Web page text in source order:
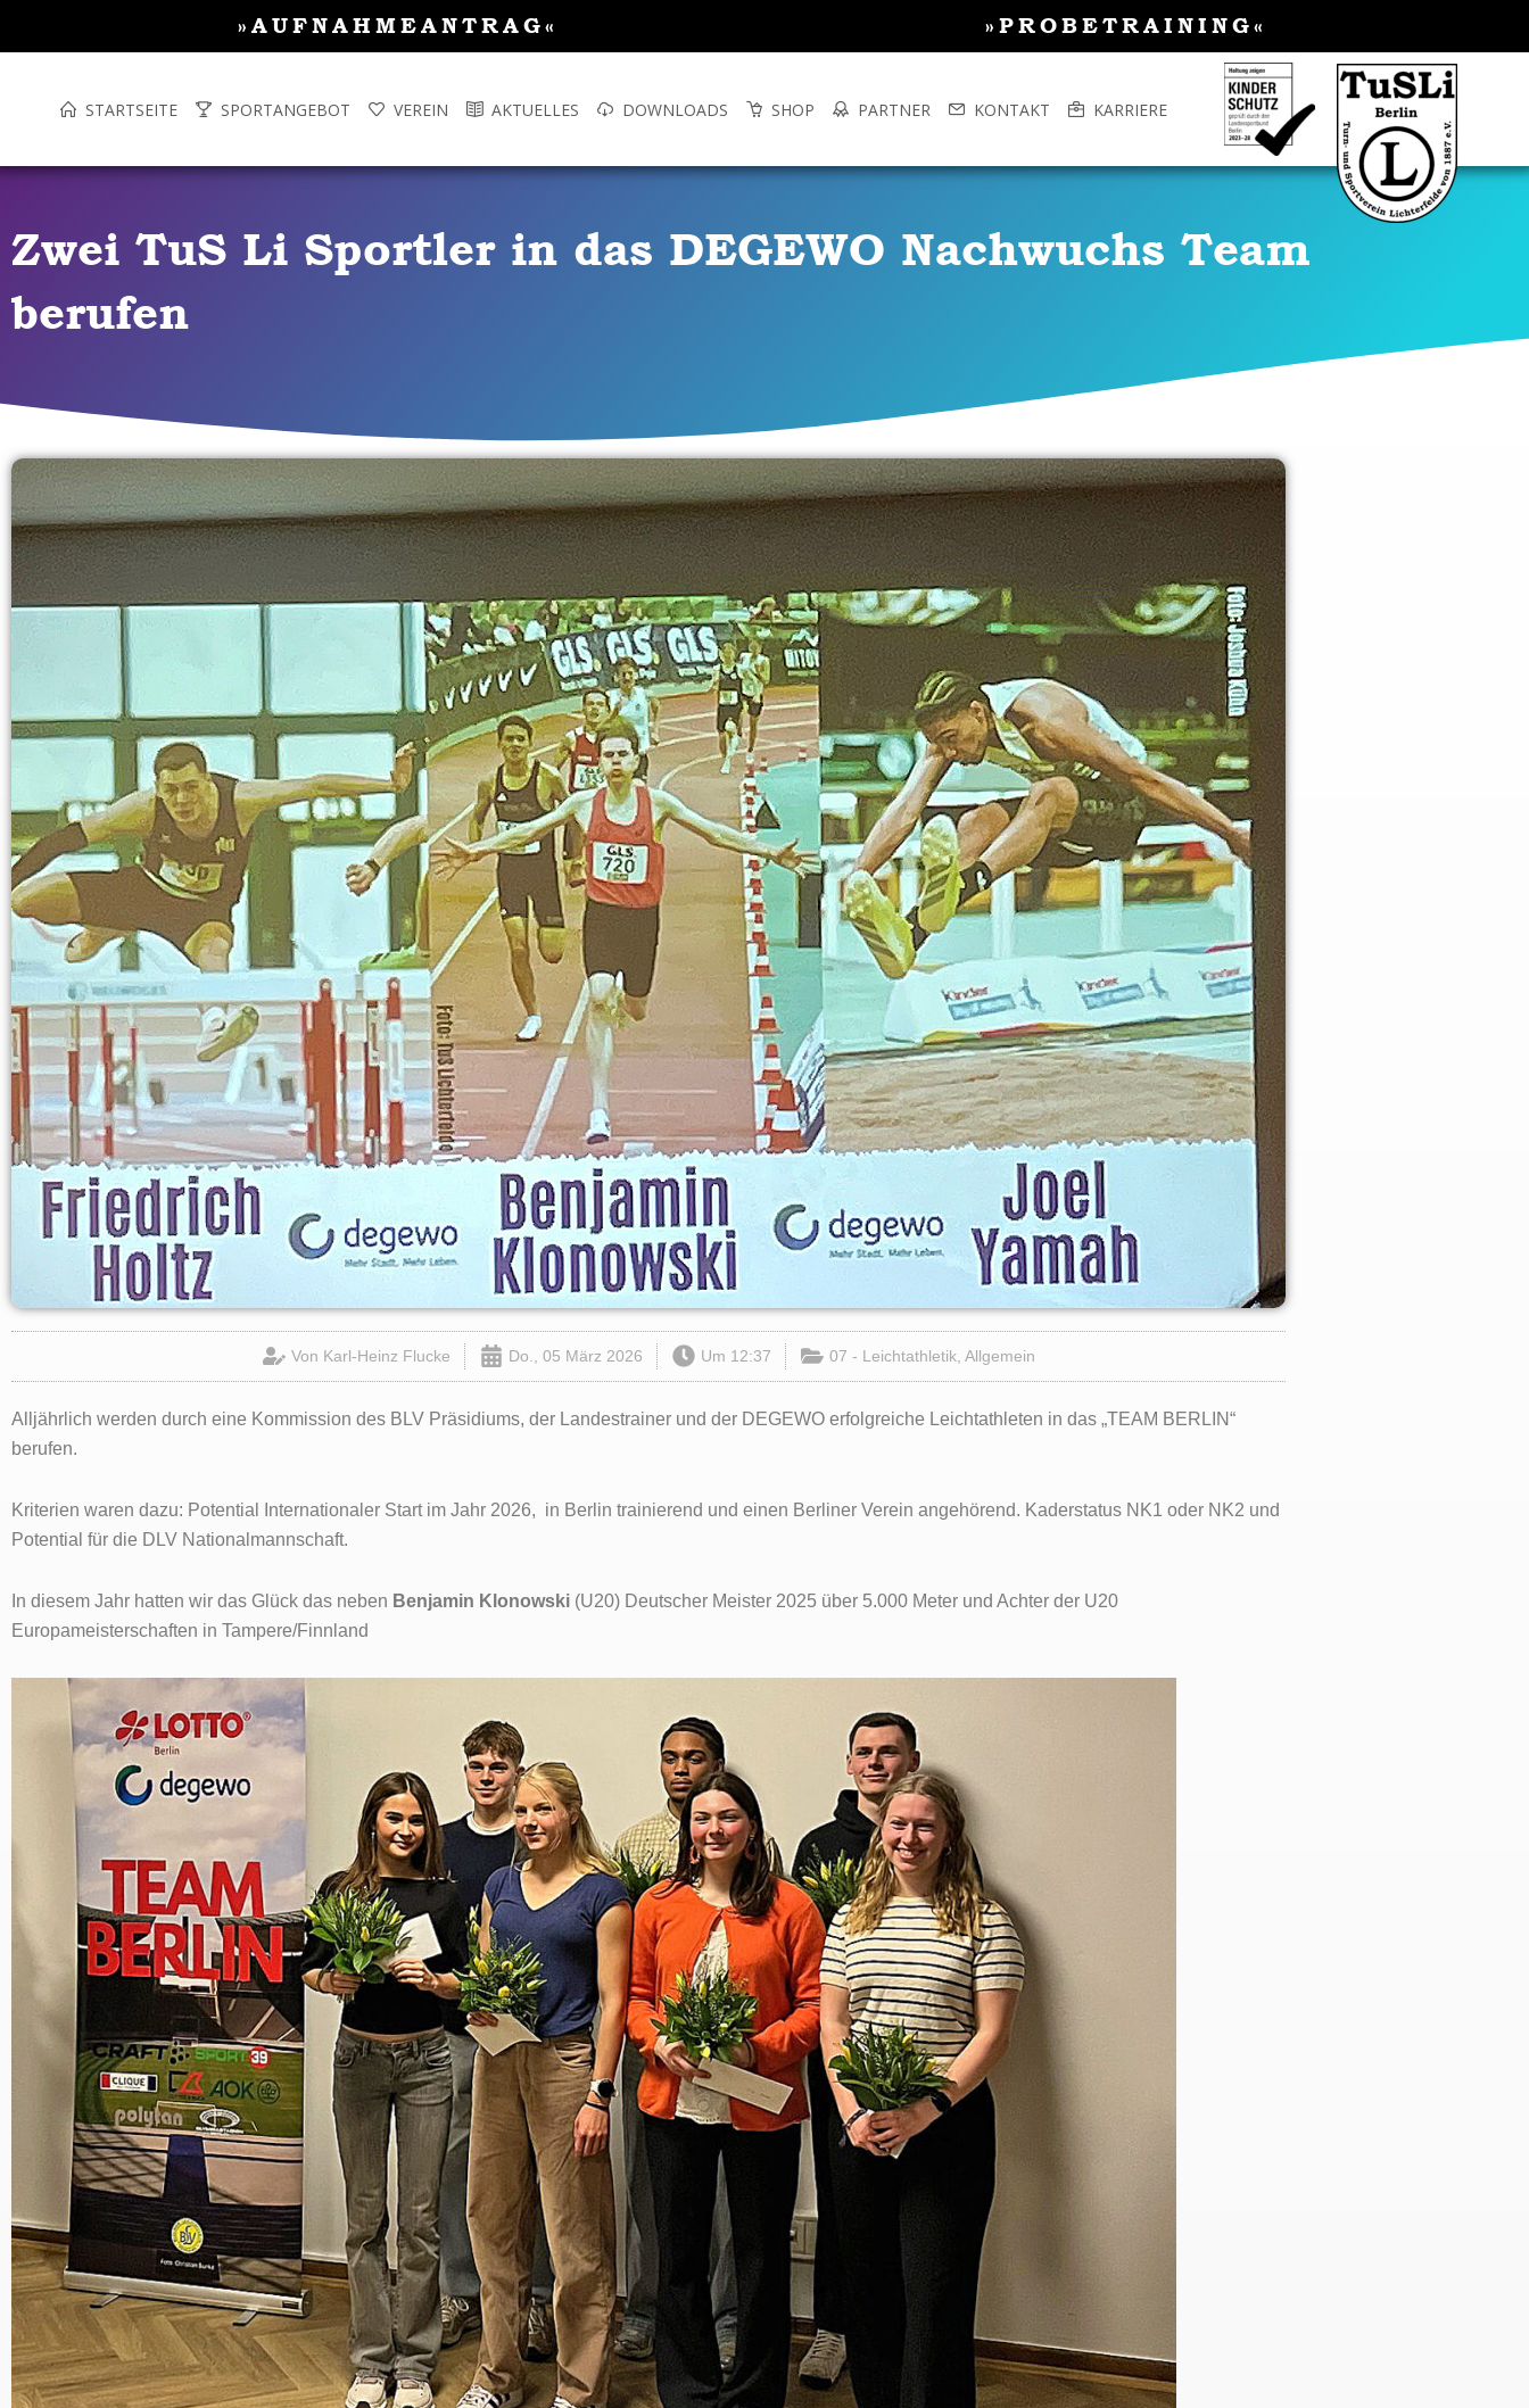
»AUFNAHMEANTRAG« »PROBETRAINING«
STARTSEITE SPORTANGEBOT VEREIN AKTUELLES DOWNLOADS SHOP PARTNER KONTAKT KARRIERE
Zwei TuS Li Sportler in das DEGEWO Nachwuchs Team
berufen
Von Karl-Heinz Flucke Do., 05 März 2026 Um 12:37 07 - Leichtathletik, Allgemein
Alljährlich werden durch eine Kommission des BLV Präsidiums, der Landestrainer und der DEGEWO erfolgreiche Leichtathleten in das „TEAM BERLIN“
berufen.
Kriterien waren dazu: Potential Internationaler Start im Jahr 2026, in Berlin trainierend und einen Berliner Verein angehörend. Kaderstatus NK1 oder NK2 und
Potential für die DLV Nationalmannschaft.
In diesem Jahr hatten wir das Glück das neben Benjamin Klonowski (U20) Deutscher Meister 2025 über 5.000 Meter und Achter der U20
Europameisterschaften in Tampere/Finnland